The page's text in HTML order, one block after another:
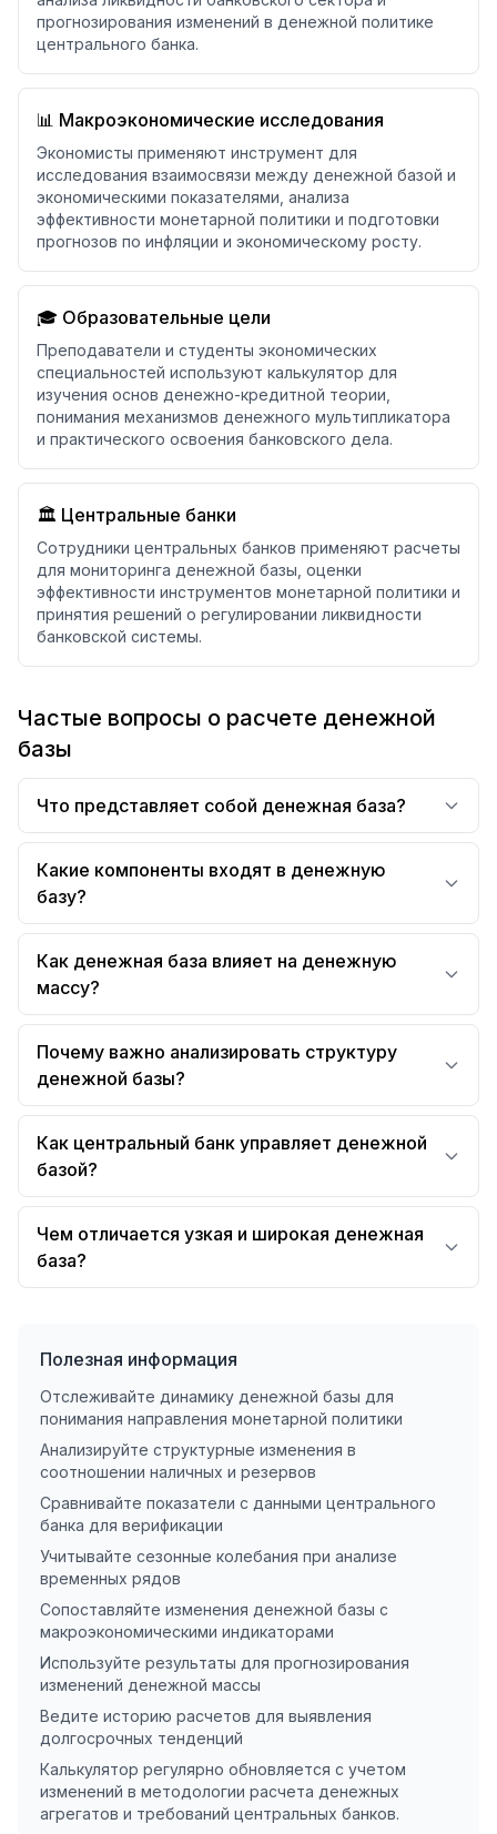
прогнозирования изменений в денежной политике
центрального банка.
📊 Макроэкономические исследования
Экономисты применяют инструмент для
исследования взаимосвязи между денежной базой и
экономическими показателями, анализа
эффективности монетарной политики и подготовки
прогнозов по инфляции и экономическому росту.
🎓 Образовательные цели
Преподаватели и студенты экономических
специальностей используют калькулятор для
изучения основ денежно-кредитной теории,
понимания механизмов денежного мультипликатора
и практического освоения банковского дела.
🏛️ Центральные банки
Сотрудники центральных банков применяют расчеты
для мониторинга денежной базы, оценки
эффективности инструментов монетарной политики и
принятия решений о регулировании ликвидности
банковской системы.
Частые вопросы о расчете денежной
базы
Что представляет собой денежная база?
Какие компоненты входят в денежную
базу?
Как денежная база влияет на денежную
массу?
Почему важно анализировать структуру
денежной базы?
Как центральный банк управляет денежной
базой?
Чем отличается узкая и широкая денежная
база?
Полезная информация
Отслеживайте динамику денежной базы для
понимания направления монетарной политики
Анализируйте структурные изменения в
соотношении наличных и резервов
Сравнивайте показатели с данными центрального
банка для верификации
Учитывайте сезонные колебания при анализе
временных рядов
Сопоставляйте изменения денежной базы с
макроэкономическими индикаторами
Используйте результаты для прогнозирования
изменений денежной массы
Ведите историю расчетов для выявления
долгосрочных тенденций
Калькулятор регулярно обновляется с учетом
изменений в методологии расчета денежных
агрегатов и требований центральных банков.